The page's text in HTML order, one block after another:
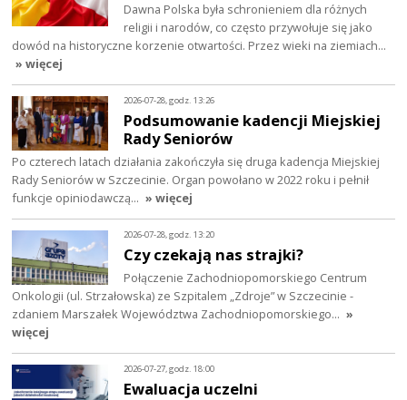
Dawna Polska była schronieniem dla różnych
religii i narodów, co często przywołuje się jako
dowód na historyczne korzenie otwartości. Przez wieki na ziemiach…
» więcej
2026-07-28, godz. 13:26
Podsumowanie kadencji Miejskiej
Rady Seniorów
Po czterech latach działania zakończyła się druga kadencja Miejskiej
Rady Seniorów w Szczecinie. Organ powołano w 2022 roku i pełnił
funkcje opiniodawczą… » więcej
2026-07-28, godz. 13:20
Czy czekają nas strajki?
Połączenie Zachodniopomorskiego Centrum
Onkologii (ul. Strzałowska) ze Szpitalem „Zdroje” w Szczecinie -
zdaniem Marszałek Województwa Zachodniopomorskiego… »
więcej
2026-07-27, godz. 18:00
Ewaluacja uczelni